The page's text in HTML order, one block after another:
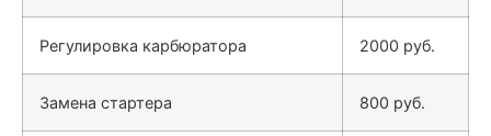
Регулировка карбюратора 2000 руб.
Замена стартера 800 руб.